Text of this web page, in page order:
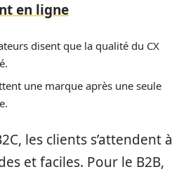
en ligne
disent que la qualité du CX
une marque après une seule
les clients s’attendent à
et faciles. Pour le B2B,